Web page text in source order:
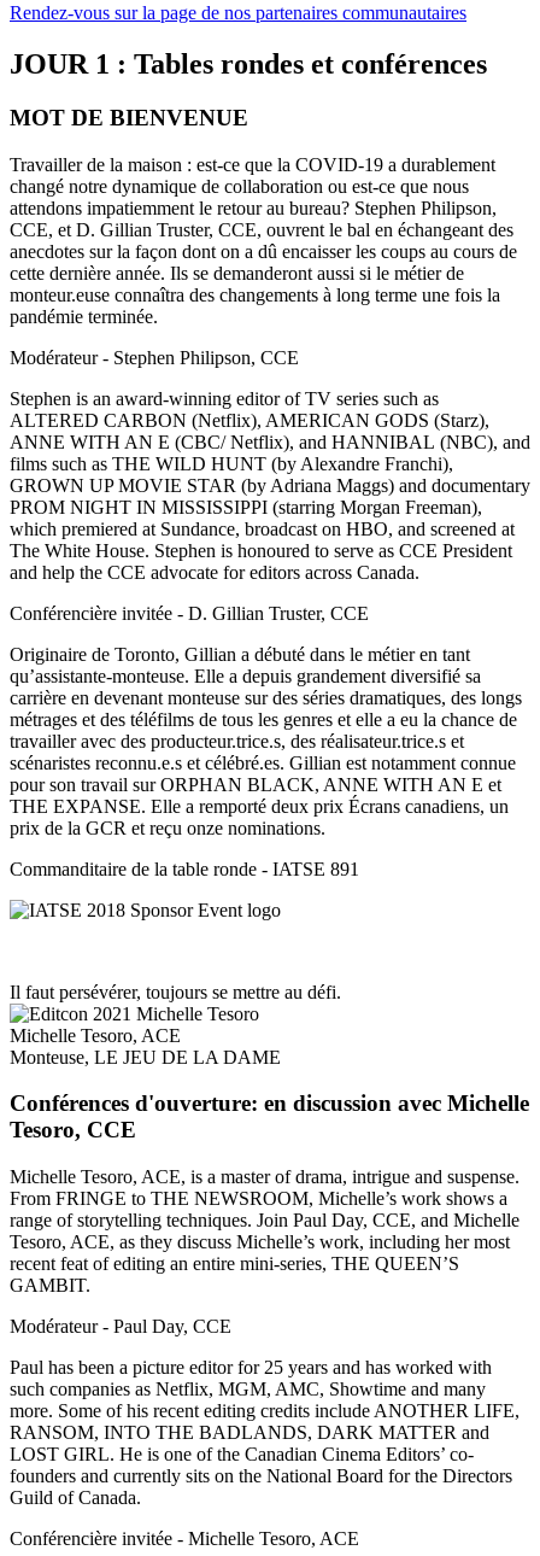
Rendez-vous sur la page de nos partenaires communautaires
JOUR 1 : Tables rondes et conférences
MOT DE BIENVENUE
Travailler de la maison : est-ce que la COVID-19 a durablement
changé notre dynamique de collaboration ou est-ce que nous
attendons impatiemment le retour au bureau? Stephen Philipson,
CCE, et D. Gillian Truster, CCE, ouvrent le bal en échangeant des
anecdotes sur la façon dont on a dû encaisser les coups au cours de
cette dernière année. Ils se demanderont aussi si le métier de
monteur.euse connaîtra des changements à long terme une fois la
pandémie terminée.
Modérateur - Stephen Philipson, CCE
Stephen is an award-winning editor of TV series such as
ALTERED CARBON (Netflix), AMERICAN GODS (Starz),
ANNE WITH AN E (CBC/ Netflix), and HANNIBAL (NBC), and
films such as THE WILD HUNT (by Alexandre Franchi),
GROWN UP MOVIE STAR (by Adriana Maggs) and documentary
PROM NIGHT IN MISSISSIPPI (starring Morgan Freeman),
which premiered at Sundance, broadcast on HBO, and screened at
The White House. Stephen is honoured to serve as CCE President
and help the CCE advocate for editors across Canada.
Conférencière invitée - D. Gillian Truster, CCE
Originaire de Toronto, Gillian a débuté dans le métier en tant
qu’assistante-monteuse. Elle a depuis grandement diversifié sa
carrière en devenant monteuse sur des séries dramatiques, des longs
métrages et des téléfilms de tous les genres et elle a eu la chance de
travailler avec des producteur.trice.s, des réalisateur.trice.s et
scénaristes reconnu.e.s et célébré.es. Gillian est notamment connue
pour son travail sur ORPHAN BLACK, ANNE WITH AN E et
THE EXPANSE. Elle a remporté deux prix Écrans canadiens, un
prix de la GCR et reçu onze nominations.
Commanditaire de la table ronde - IATSE 891
Il faut persévérer, toujours se mettre au défi.
Michelle Tesoro, ACE
Monteuse, LE JEU DE LA DAME
Conférences d'ouverture: en discussion avec Michelle
Tesoro, CCE
Michelle Tesoro, ACE, is a master of drama, intrigue and suspense.
From FRINGE to THE NEWSROOM, Michelle’s work shows a
range of storytelling techniques. Join Paul Day, CCE, and Michelle
Tesoro, ACE, as they discuss Michelle’s work, including her most
recent feat of editing an entire mini-series, THE QUEEN’S
GAMBIT.
Modérateur - Paul Day, CCE
Paul has been a picture editor for 25 years and has worked with
such companies as Netflix, MGM, AMC, Showtime and many
more. Some of his recent editing credits include ANOTHER LIFE,
RANSOM, INTO THE BADLANDS, DARK MATTER and
LOST GIRL. He is one of the Canadian Cinema Editors’ co-
founders and currently sits on the National Board for the Directors
Guild of Canada.
Conférencière invitée - Michelle Tesoro, ACE